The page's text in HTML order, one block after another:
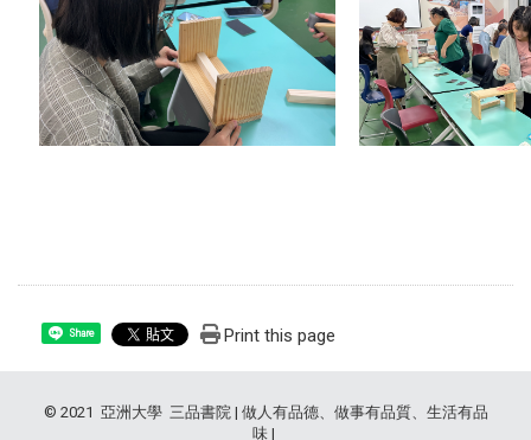
Share Print this page
© 2021 亞洲大學 三品書院 | 做人有品德、做事有品質、生活有品
味 |